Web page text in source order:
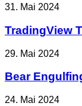
31. Mai 2024
TradingView
29. Mai 2024
Bear
24. Mai 2024